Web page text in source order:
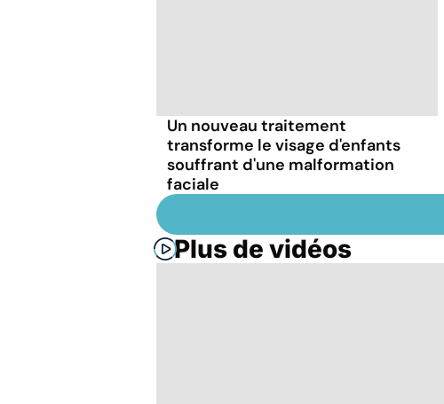
Un nouveau traitement
transforme le visage d'enfants
souffrant d'une malformation
faciale
Plus de vidéos